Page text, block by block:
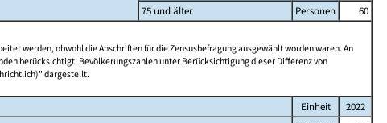
75 und älter
Personen
60
werden, obwohl die Anschriften für die Zensusbefragung ausgewählt worden waren. An
berücksichtigt. Bevölkerungszahlen unter Berücksichtigung dieser Differenz von
dargestellt.
Einheit
2022